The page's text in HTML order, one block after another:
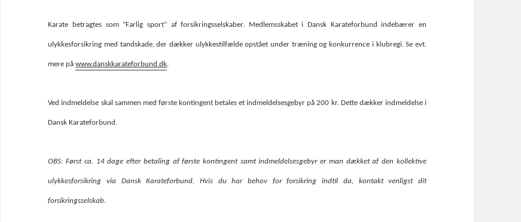
Karate betragtes som ”Farlig sport” af forsikringsselskaber. Medlemsskabet i Dansk Karateforbund indebærer en
ulykkesforsikring med tandskade, der dækker ulykkestilfælde opstået under træning og konkurrence i klubregi. Se evt.
mere påwww.danskkarateforbund.dk.
Ved indmeldelse skal sammen med første kontingent betales et indmeldelsesgebyr på 200 kr. Dette dækker indmeldelse i
Dansk Karateforbund.
OBS: Først ca. 14 dage efter betaling af første kontingent samt indmeldelsesgebyr er man dækket af den kollektive
ulykkesforsikring via Dansk Karateforbund. Hvis du har behov for forsikring indtil da, kontakt venligst dit
forsikringsselskab.